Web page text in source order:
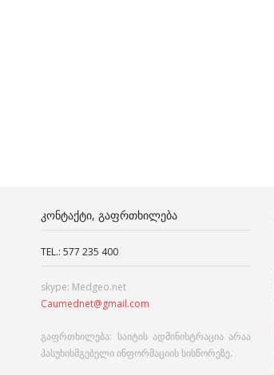
ᲙᲝᲜᲢᲐᲥᲢᲘ, ᲒᲐᲤᲠᲗᲮᲘᲚᲔᲑᲐ
TEL.: 577 235 400
skype: Medgeo.net
Caumednet@gmail.com
გაფრთხილება: საიტის ადმინისტრაცია არაა
პასუხისმგებელი ინფორმაციის სისწორეზე.